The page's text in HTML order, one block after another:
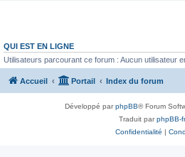
QUI EST EN LIGNE
Utilisateurs parcourant ce forum : Aucun utilisateur
Accueil Portail Index du forum
Développé parphpBB® Forum
Traduit parphpBB-
Confidentialité |